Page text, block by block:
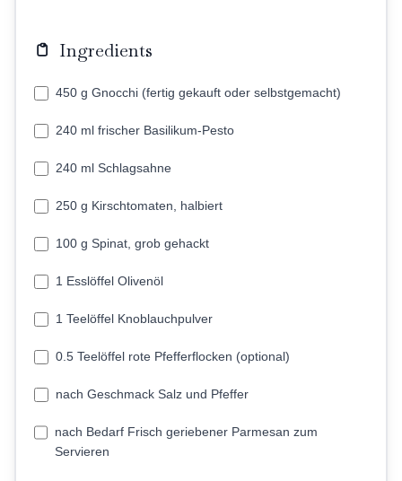
Ingredients
450 g Gnocchi (fertig gekauft oder selbstgemacht)
240 ml frischer Basilikum-Pesto
240 ml Schlagsahne
250 g Kirschtomaten, halbiert
100 g Spinat, grob gehackt
1 Esslöffel Olivenöl
1 Teelöffel Knoblauchpulver
0.5 Teelöffel rote Pfefferflocken (optional)
nach Geschmack Salz und Pfeffer
nach Bedarf Frisch geriebener Parmesan zum
Servieren